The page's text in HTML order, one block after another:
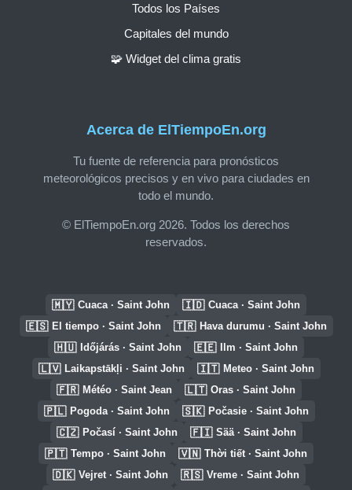
Acerca de ElTiempoEn.org
Tu fuente de referencia para pronósticos
meteorológicos precisos y en vivo para ciudades en
todo el mundo.
© ElTiempoEn.org 2026. Todos los derechos
reservados.
Todos los Países
Capitales del mundo
🧩 Widget del clima gratis
🇲🇾 Cuaca · Saint John 🇮🇩 Cuaca · Saint John
🇪🇸 El tiempo · Saint John 🇹🇷 Hava durumu · Saint John
🇭🇺 Időjárás · Saint John 🇪🇪 Ilm · Saint John
🇱🇻 Laikapstākļi · Saint John 🇮🇹 Meteo · Saint John
🇫🇷 Météo · Saint Jean 🇱🇹 Oras · Saint John
🇵🇱 Pogoda · Saint John 🇸🇰 Počasie · Saint John
🇨🇿 Počasí · Saint John 🇫🇮 Sää · Saint John
🇵🇹 Tempo · Saint John 🇻🇳 Thời tiết · Saint John
🇩🇰 Vejret · Saint John 🇷🇸 Vreme · Saint John